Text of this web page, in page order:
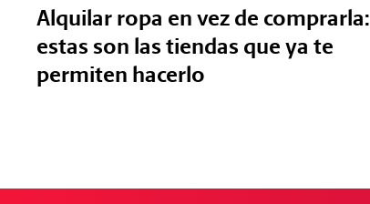
Alquilar ropa en vez de comprarla:
estas son las tiendas que ya te
permiten hacerlo